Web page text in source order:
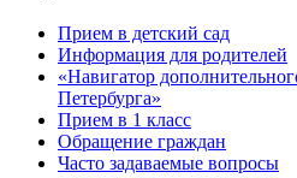
Прием в детский сад
Информация для родителей
«Навигатор
Петербурга»
Прием в 1 класс
Обращение граждан
Часто задаваемые вопросы